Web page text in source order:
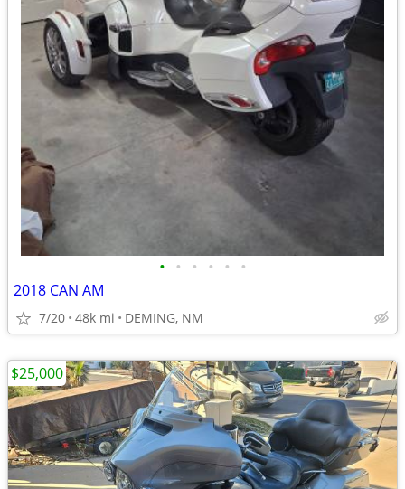
• • • • • •
2018 CAN AM
7/20 48k mi DEMING, NM
$25,000